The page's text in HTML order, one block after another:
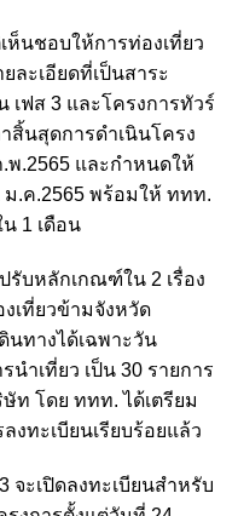
ห็นชอบให้การท่องเที่ยว
ละเอียดที่เป็นสาระ
เฟส 3 และโครงการทัวร์
สิ้นสุดการดำเนินโครง
.พ.2565 และกำหนดให้
.ค.2565 พร้อมให้ ททท.
น 1 เดือน
รับหลักเกณฑ์ใน 2 เรื่อง
เที่ยวข้ามจังหวัด
นทางได้เฉพาะวัน
ำเที่ยว เป็น 30 รายการ
ท โดย ททท. ได้เตรียม
ทะเบียนเรียบร้อยแล้ว
จะเปิดลงทะเบียนสำหรับ